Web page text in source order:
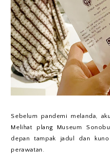
Sebelum pandemi melanda,
Melihat plang Museum
depan tampak jadul dan
perawatan.